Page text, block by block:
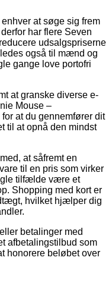
at søge sig frem
har flere Seven
udsalgspriserne
også til mænd og
gange love portofri
at granske diverse e-
Mouse –
at du gennemfører dit
til at opnå den mindst
at såfremt en
til en pris som virker
tilfælde være et
Shopping med kort er
hvilket hjælper dig
betalinger med
afbetalingstilbud som
honorere beløbet over